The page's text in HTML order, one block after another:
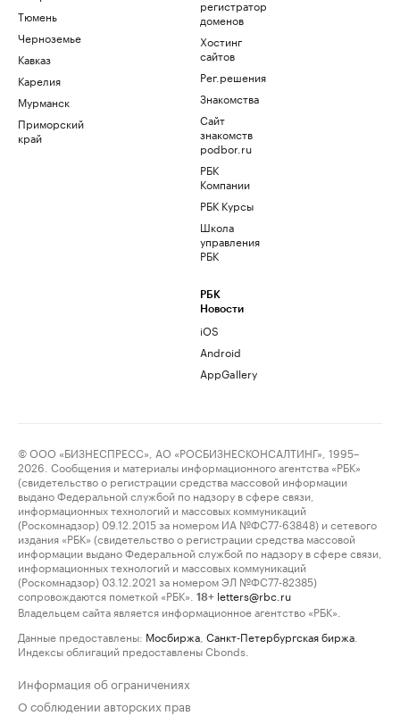
Тюмень
Черноземье
Кавказ
Карелия
Мурманск
Приморский
край
регистратор
доменов
Хостинг
сайтов
Рег.решения
Знакомства
Сайт
знакомств
podbor.ru
РБК
Компании
РБК Курсы
Школа
управления
РБК
РБК
Новости
iOS
Android
AppGallery
© ООО «БИЗНЕСПРЕСС», АО «РОСБИЗНЕСКОНСАЛТИНГ», 1995–
2026. Сообщения и материалы информационного агентства «РБК»
(свидетельство о регистрации средства массовой информации
выдано Федеральной службой по надзору в сфере связи,
информационных технологий и массовых коммуникаций
(Роскомнадзор) 09.12.2015 за номером ИА №ФС77-63848) и сетевого
издания «РБК» (свидетельство о регистрации средства массовой
информации выдано Федеральной службой по надзору в сфере связи,
информационных технологий и массовых коммуникаций
(Роскомнадзор) 03.12.2021 за номером ЭЛ №ФС77-82385)
сопровождаются пометкой «РБК».
18+ letters@rbc.ru
Владельцем сайта является информационное агентство «РБК».
Данные предоставлены: Мосбиржа Санкт-Петербургская биржа
Индексы облигаций предоставлены Cbonds.
Информация об ограничениях
О соблюдении авторских прав